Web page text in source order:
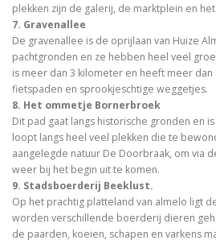
plekken zijn de galerij, de marktplein en
7. Gravenallee
De gravenallee is de oprijlaan van Huize
pachtgronden en ze hebben heel veel
is meer dan 3 kilometer en heeft meer
fietspaden en sprookjeschtige weggetjes.
8. Het ommetje Bornerbroek
Dit pad gaat langs historische gronden en
loopt langs heel veel plekken die te
aangelegde natuur De Doorbraak, om via
weer bij het begin uit te komen.
9. Stadsboerderij Beeklust.
Op het prachtig platteland van almelo ligt
worden verschillende boerderij dieren
de paarden, koeien, schapen en varkens